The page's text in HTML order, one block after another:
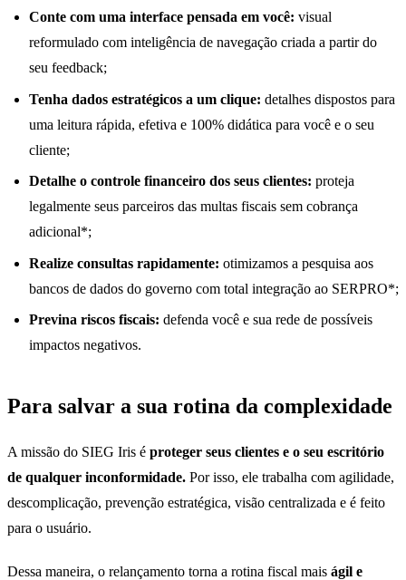
Conte com uma interface pensada em você: visual
reformulado com inteligência de navegação criada a partir do
seu feedback;
Tenha dados estratégicos a um clique: detalhes dispostos para
uma leitura rápida, efetiva e 100% didática para você e o seu
cliente;
Detalhe o controle financeiro dos seus clientes: proteja
legalmente seus parceiros das multas fiscais sem cobrança
adicional*;
Realize consultas rapidamente: otimizamos a pesquisa aos
bancos de dados do governo com total integração ao SERPRO*;
Previna riscos fiscais: defenda você e sua rede de possíveis
impactos negativos.
Para salvar a sua rotina da complexidade
A missão do SIEG Iris é proteger seus clientes e o seu escritório
de qualquer inconformidade. Por isso, ele trabalha com agilidade,
descomplicação, prevenção estratégica, visão centralizada e é feito
para o usuário.
Dessa maneira, o relançamento torna a rotina fiscal mais ágil e